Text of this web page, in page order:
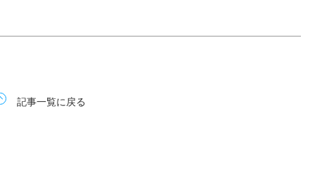
記事一覧に戻る